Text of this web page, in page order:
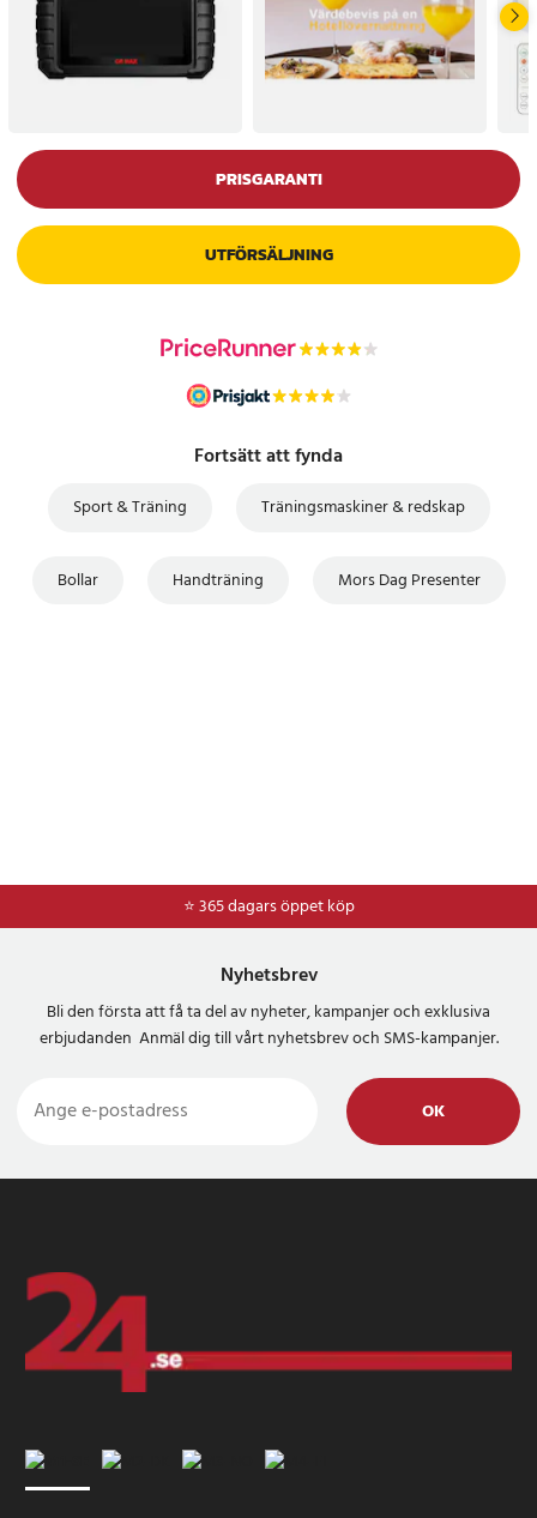
PRISGARANTI
UTFÖRSÄLJNING
Fortsätt att fynda
Sport & Träning Träningsmaskiner & redskap
Bollar Handträning Mors Dag Presenter
⭐ 365 dagars öppet köp
⭐Frakt 49kr *
Nyhetsbrev
Bli den första att få ta del av nyheter, kampanjer och exklusiva
erbjudanden Anmäl dig till vårt nyhetsbrev och SMS-kampanjer.
OK